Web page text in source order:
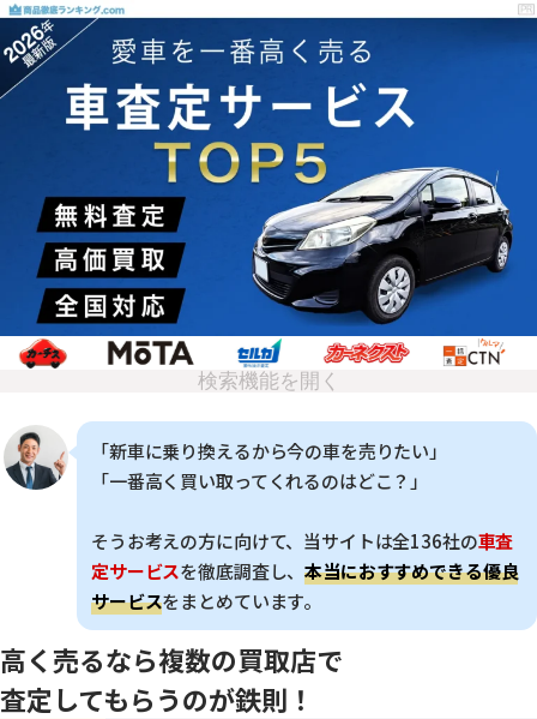
検索機能を開く
「新車に乗り換えるから今の車を売りたい」
「一番高く買い取ってくれるのはどこ？」
そうお考えの方に向けて、当サイトは全136社の車査
定サービスを徹底調査し、本当におすすめできる優良
サービスをまとめています。
高く売るなら複数の買取店で
査定してもらうのが鉄則！